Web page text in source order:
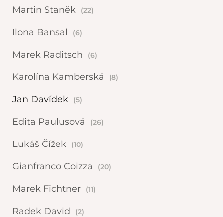
Martin Staněk (22)
Ilona Bansal (6)
Marek Raditsch (6)
Karolína Kamberská (8)
Jan Davídek (5)
Edita Paulusová (26)
Lukáš Čížek (10)
Gianfranco Coizza (20)
Marek Fichtner (11)
Radek David (2)